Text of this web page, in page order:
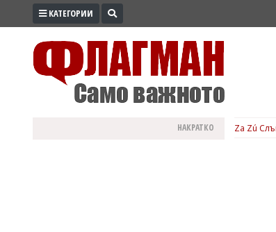
ПРОМО
КАТЕГОРИИ
НАКРАТКО Za Zú